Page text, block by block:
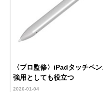
〈プロ監修〉iPadタッチペ
強用としても役立つ
2026-01-04